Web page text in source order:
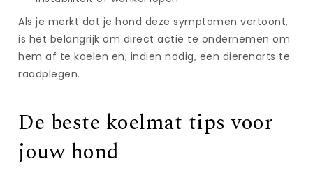
Als je merkt dat je hond deze symptomen vertoont,
is het belangrijk om direct actie te ondernemen om
hem af te koelen en, indien nodig, een dierenarts te
raadplegen.
De beste koelmat tips voor
jouw hond